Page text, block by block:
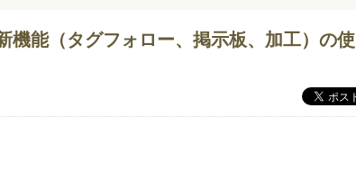
能（タグフォロー、掲示板、加工）の使